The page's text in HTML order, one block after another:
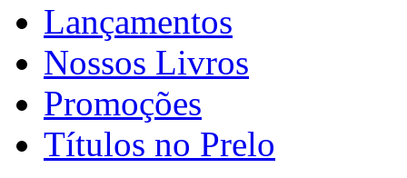
Lançamentos
Nossos Livros
Promoções
Títulos no Prelo